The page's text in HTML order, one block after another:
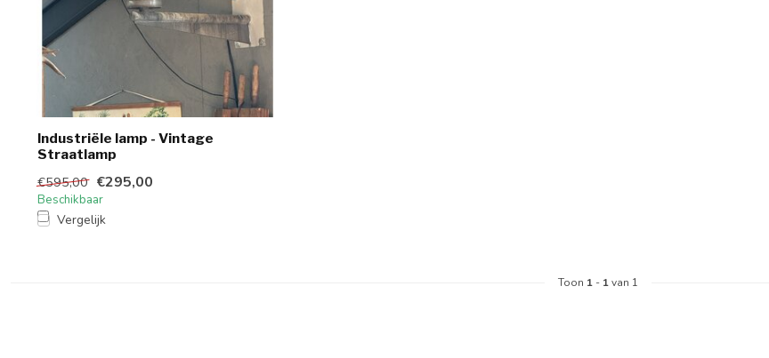
Industriële lamp - Vintage
Straatlamp
€595,00 €295,00
Beschikbaar
Vergelijk
Toon 1 - 1van 1